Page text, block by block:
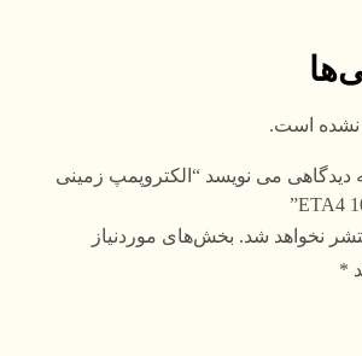
نشده است.
دیدگاهی می نویسد “الکتروپمپ زمینی
نخواهد شد. بخش‌های موردنیاز
*